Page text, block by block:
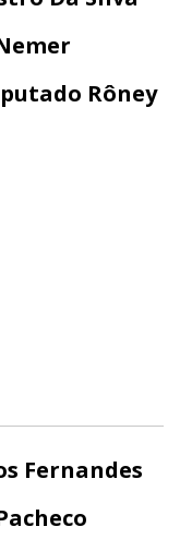
Rôney
Fernandes